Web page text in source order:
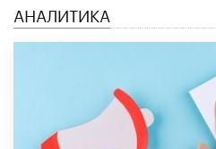
АНАЛИТИКА